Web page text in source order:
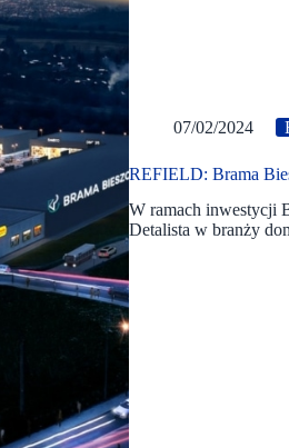
07/02/2024
REFIELD: Brama
W ramach inwestycji
Detalista w branży